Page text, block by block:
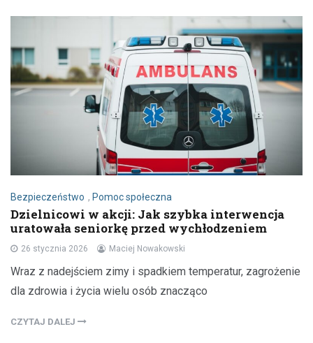
Bezpieczeństwo , Pomoc społeczna
Dzielnicowi w akcji: Jak szybka interwencja
uratowała seniorkę przed wychłodzeniem
26 stycznia 2026 Maciej Nowakowski
Wraz z nadejściem zimy i spadkiem temperatur, zagrożenie
dla zdrowia i życia wielu osób znacząco
CZYTAJ DALEJ